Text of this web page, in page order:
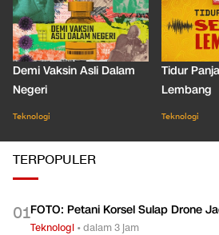
Demi Vaksin Asli Dalam
Negeri
Teknologi
Tidur
Lembang
Teknologi
TERPOPULER
01FOTO: Petani Korsel Sulap Drone
Teknologi •dalam 3 jam